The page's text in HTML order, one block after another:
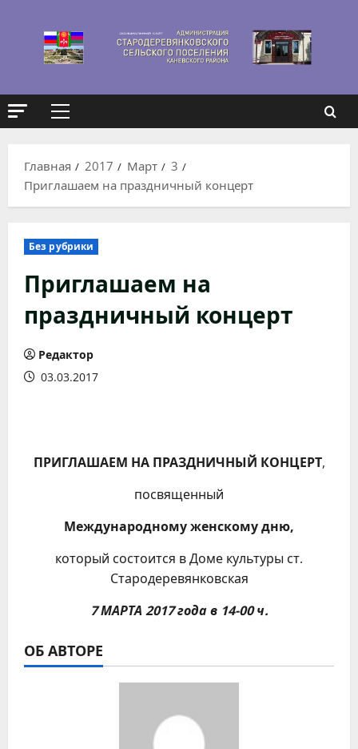
содержимому
Основное
Главная
2017 Март
3
Приглашаем на праздничный концерт
Без рубрики
Приглашаем на
праздничный концерт
Редактор
03.03.2017
ПРИГЛАШАЕМ НА ПРАЗДНИЧНЫЙ КОНЦЕРТ,
посвященный
Международному женскому дню,
который состоится в Доме культуры ст.
Стародеревянковская
7 МАРТА 2017 года в 14-00 ч.
ОБ АВТОРЕ